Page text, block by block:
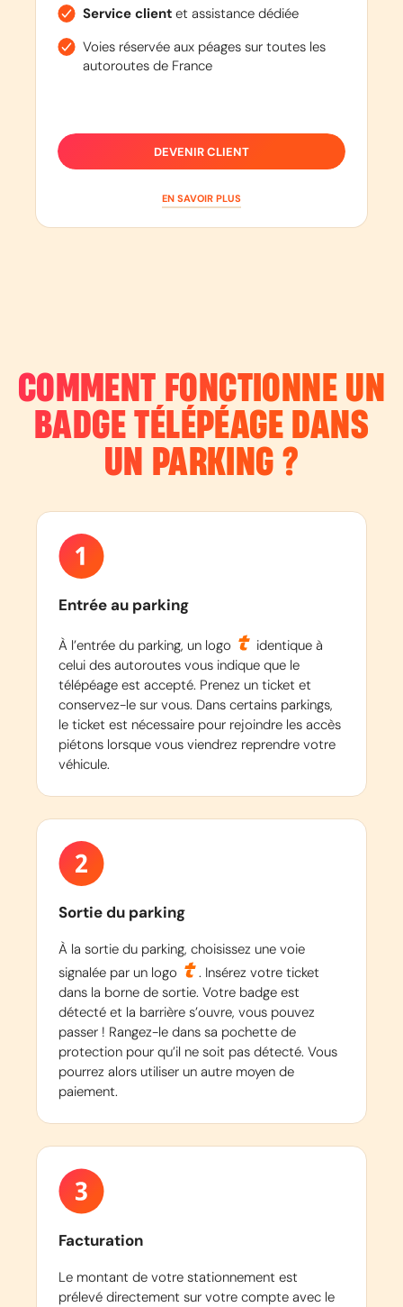
Service clientet assistance dédiée
Voies réservée aux péages sur toutes les
autoroutes de France
DEVENIR CLIENT
EN SAVOIR PLUS
COMMENT FONCTIONNE UN
BADGE TÉLÉPÉAGE DANS
UN PARKING ?
Entrée au parking
À l’entrée du parking, un logo
identique à
celui des autoroutes vous indique que le
télépéage est accepté. Prenez un ticket et
conservez-le sur vous. Dans certains parkings,
le ticket est nécessaire pour rejoindre les accès
piétons lorsque vous viendrez reprendre votre
véhicule.
Sortie du parking
À la sortie du parking, choisissez une voie
signalée par un logo
. Insérez votre ticket
dans la borne de sortie. Votre badge est
détecté et la barrière s’ouvre, vous pouvez
passer ! Rangez-le dans sa pochette de
protection pour qu’il ne soit pas détecté. Vous
pourrez alors utiliser un autre moyen de
paiement.
Facturation
Le montant de votre stationnement est
prélevé directement sur votre compte avec le